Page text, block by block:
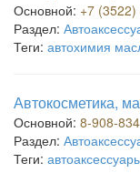
Основной: +7
Раздел:
Теги: автохимия
Автокосметика,
Основной: 8-908-
Раздел:
Теги: